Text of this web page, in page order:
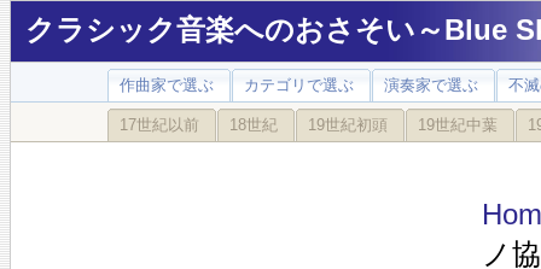
クラシック音楽へのおさそい～Blue
作曲家で選ぶ カテゴリで選ぶ 演奏家で選ぶ 不
17世紀以前 18世紀 19世紀初頭 19世紀中葉
ノ